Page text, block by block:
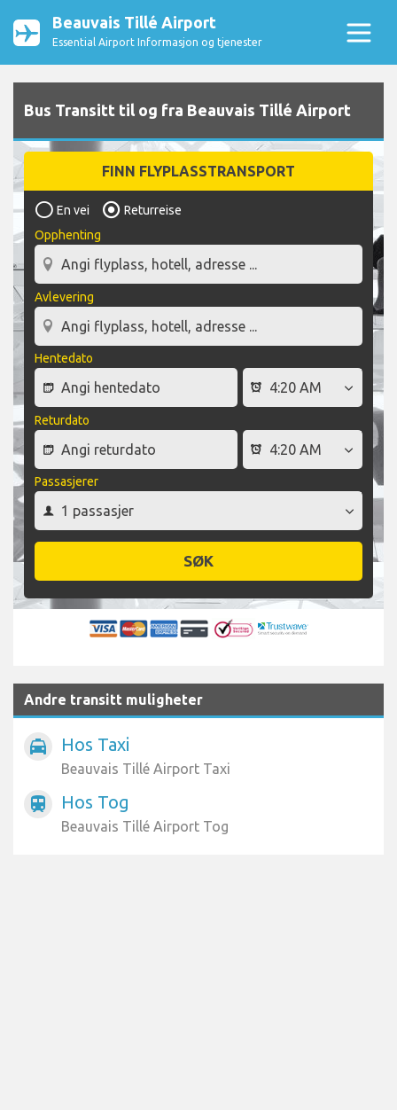
Beauvais Tillé Airport
Essential Airport Informasjon og tjenester
Bus Transitt til og fra Beauvais Tillé Airport
FINN FLYPLASSTRANSPORT
En vei
Returreise
Opphenting
Avlevering
Hentedato
Returdato
Passasjerer
SØK
Andre transitt muligheter
local_taxi Hos Taxi
Beauvais Tillé Airport Taxi
train Hos Tog
Beauvais Tillé Airport Tog